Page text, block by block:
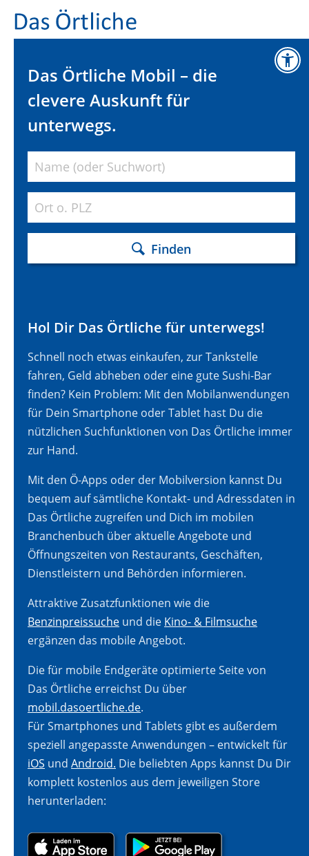
Das Örtliche Mobil – die
clevere Auskunft für
unterwegs.
Finden
Hol Dir Das Örtliche für unterwegs!
Schnell noch etwas einkaufen, zur Tankstelle
fahren, Geld abheben oder eine gute Sushi-Bar
finden? Kein Problem: Mit den Mobilanwendungen
für Dein Smartphone oder Tablet hast Du die
nützlichen Suchfunktionen von Das Örtliche immer
zur Hand.
Mit den Ö-Apps oder der Mobilversion kannst Du
bequem auf sämtliche Kontakt- und Adressdaten in
Das Örtliche zugreifen und Dich im mobilen
Branchenbuch über aktuelle Angebote und
Öffnungszeiten von Restaurants, Geschäften,
Dienstleistern und Behörden informieren.
Attraktive Zusatzfunktionen wie die
Benzinpreissuche und die Kino- & Filmsuche
ergänzen das mobile Angebot.
Die für mobile Endgeräte optimierte Seite von
Das Örtliche erreichst Du über
mobil.dasoertliche.de.
Für Smartphones und Tablets gibt es außerdem
speziell angepasste Anwendungen – entwickelt für
iOS und Android. Die beliebten Apps kannst Du Dir
komplett kostenlos aus dem jeweiligen Store
herunterladen: